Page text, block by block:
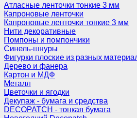
Атласные ленточки тонкие 3 мм
Капроновые ленточки
Капроновые ленточки тонкие 3 мм
Нити декоративные
Помпоны и помпончики
Синель-шнуры
Фигурки плоские из разных
Дерево и фанера
Картон и МДФ
Металл
Цветочки и ягодки
Декупаж - бумага и средства
DECOPATCH - тонкая бумага